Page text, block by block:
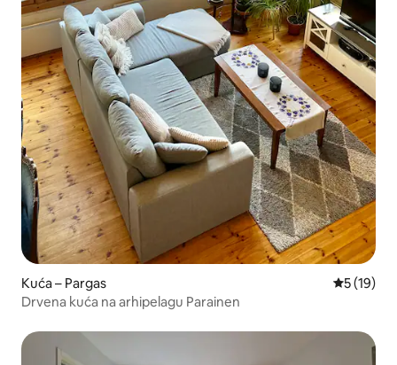
Kuća – Pargas Prosječna
5 (19)
Drvena kuća na arhipelagu Parainen